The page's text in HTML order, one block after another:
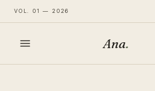
VOL. 01 — 2026
Ana.